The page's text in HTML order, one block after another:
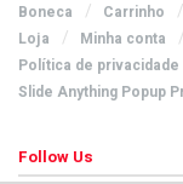
Boneca Carrinho
Loja
Minha conta
Política de privacidade
Slide Anything Popup
Follow Us